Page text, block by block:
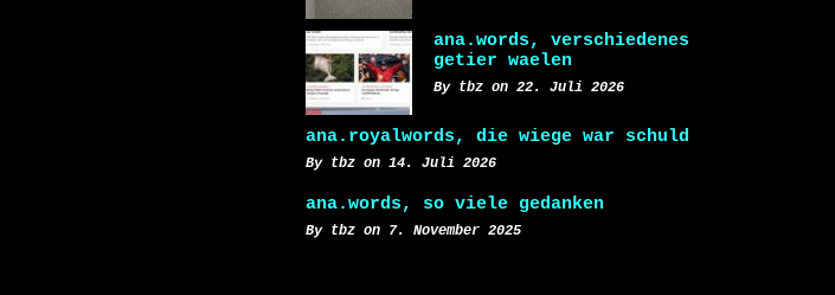
ana.words, verschiedenes
getier waelen
By tbz on 22. Juli 2026
ana.royalwords, die wiege war schuld
By tbz on 14. Juli 2026
ana.words, so viele gedanken
By tbz on 7. November 2025